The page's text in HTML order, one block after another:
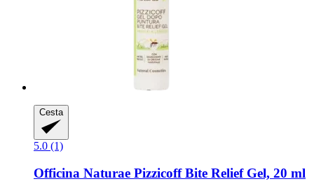
Cesta
5.0 (1)
Officina Naturae Pizzicoff Bite Relief Gel, 20 ml